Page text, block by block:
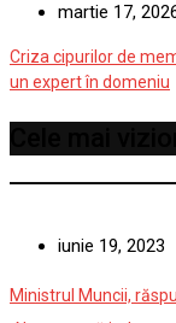
martie 17,
Criza cipurilor de
un expert în domeniu
iunie 19, 2023
Ministrul Muncii,